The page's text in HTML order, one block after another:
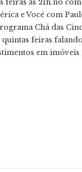
feiras às 21h.no
e Você com
Chá das
quintas feiras
em imóveis